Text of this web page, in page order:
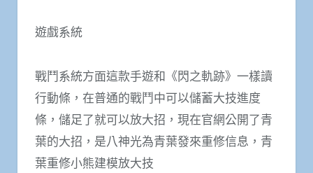
遊戲系統
戰鬥系統方面這款手遊和《閃之軌跡》一樣讀
行動條，在普通的戰鬥中可以儲蓄大技進度
條，儲足了就可以放大招，現在官網公開了青
葉的大招，是八神光為青葉發來重修信息，青
葉重修小熊建模放大技